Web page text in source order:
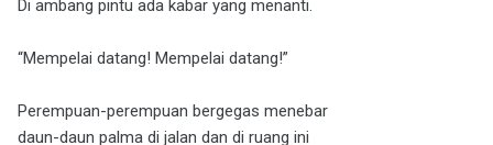
Di ambang pintu ada kabar yang menanti.
“Mempelai datang! Mempelai datang!”
Perempuan-perempuan bergegas menebar
daun-daun palma di jalan dan di ruang ini